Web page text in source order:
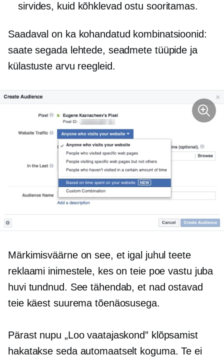
sirvides, kuid kõhklevad ostu sooritamas.
Saadaval on ka kohandatud kombinatsioonid:
saate segada lehtede, seadmete tüüpide ja
külastuste arvu reegleid.
Märkimisväärne on see, et igal juhul teete
reklaami inimestele, kes on teie poe vastu juba
huvi tundnud. See tähendab, et nad ostavad
teie käest suurema tõenäosusega.
Pärast nupu „Loo vaatajaskond” klõpsamist
hakatakse seda automaatselt koguma. Te ei